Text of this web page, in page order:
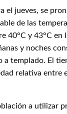
el jueves, se
de las
40°C y 43°C en
y noches
a templado. El
relativa entre
a utilizar